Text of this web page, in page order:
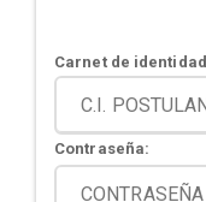
Carnet de
Contraseña: